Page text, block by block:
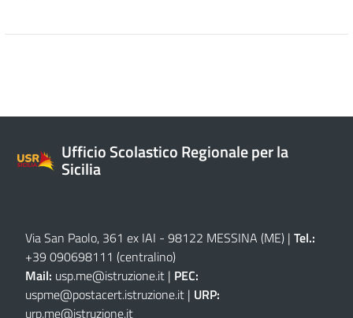
Ufficio Scolastico Regionale per la
Sicilia
Via San Paolo, 361 ex IAI - 98122 MESSINA (ME) | Tel.:
+39 090698111 (centralino)
Mail: usp.me@istruzione.it | PEC:
uspme@postacert.istruzione.it | URP:
urp.me@istruzione.it